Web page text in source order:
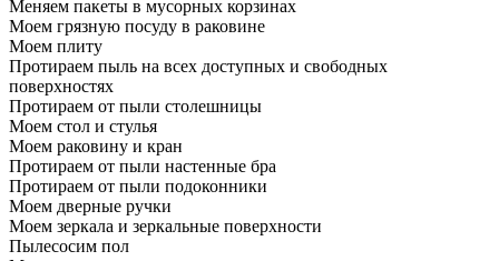
Меняем пакеты в мусорных корзинах
Моем грязную посуду в раковине
Моем плиту
Протираем пыль на всех доступных и свободных
поверхностях
Протираем от пыли столешницы
Моем стол и стулья
Моем раковину и кран
Протираем от пыли настенные бра
Протираем от пыли подоконники
Моем дверные ручки
Моем зеркала и зеркальные поверхности
Пылесосим пол